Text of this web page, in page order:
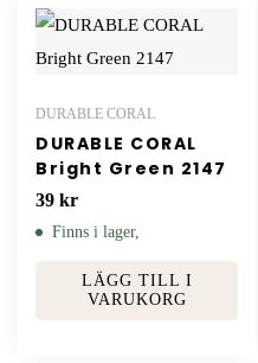
DURABLE CORAL
DURABLE CORAL
Bright Green 2147
39 kr
Finns i lager,
LÄGG TILL I
VARUKORG